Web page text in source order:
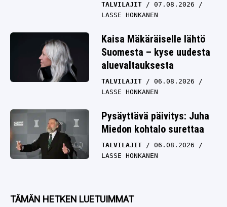
TALVILAJIT
07.08.2026
LASSE HONKANEN
Kaisa Mäkäräiselle lähtö
Suomesta – kyse uudesta
aluevaltauksesta
TALVILAJIT
06.08.2026
LASSE HONKANEN
Pysäyttävä päivitys: Juha
Miedon kohtalo surettaa
TALVILAJIT
06.08.2026
LASSE HONKANEN
TÄMÄN HETKEN LUETUIMMAT